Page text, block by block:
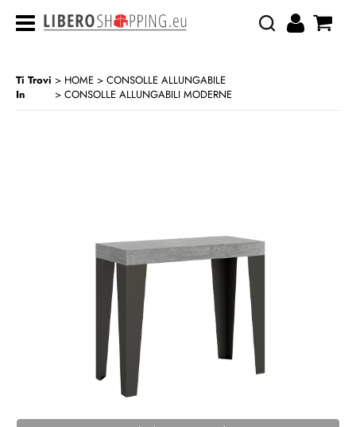
Ti Trovi
In
HOME
CONSOLLE ALLUNGABILE
CONSOLLE ALLUNGABILI MODERNE